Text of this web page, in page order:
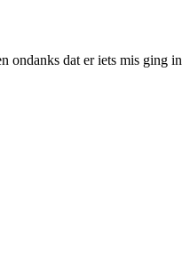
ondanks dat er iets mis ging in